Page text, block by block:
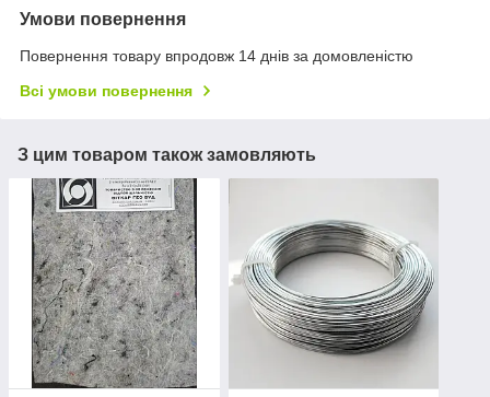
Умови повернення
Повернення товару впродовж 14 днів за домовленістю
Всі умови повернення
З цим товаром також замовляють